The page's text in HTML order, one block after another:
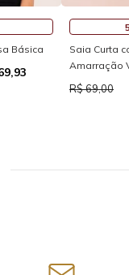
57%OFF
Saia Curta com
Amarração Visco
R$ 69,00